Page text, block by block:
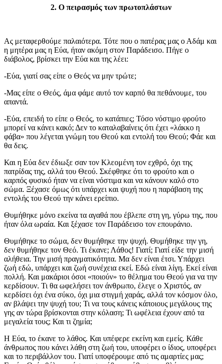
2. Ο πειρασμός των πρωτοπλάστων
Ας μεταφερθούμε παλαιότερα. Τότε που ο πατέρας μας ο Αδάμ και
η μητέρα μας η Εύα, ήταν ακόμη στον Παράδεισο. Πήγε ο
διάβολος, βρίσκει την Εύα και της λέει:
-Εύα, γιατί σας είπε ο Θεός να μην τρώτε;
-Μας είπε ο Θεός, άμα φάμε αυτό τον καρπό θα πεθάνουμε, του
απαντά.
-Εύα, επειδή το είπε ο Θεός, το κατάπιες; Τόσο νόστιμο φρούτο
μπορεί να κάνει κακό; Δεν το καταλαβαίνεις ότι έχει «λάκκο η
φάβα» που λέγεται γνώμη του Θεού και εντολή του Θεού; Φάε και
θα δεις.
Και η Εύα δεν έδιωξε σαν τον Κλεομένη τον εχθρό, όχι της
πατρίδας της, αλλά του Θεού. Σκέφθηκε ότι το φρούτο και ο
καρπός φυσικό ήταν να είναι νόστιμα και να κάνουν καλό στο
σώμα. Ξέχασε όμως ότι υπάρχει και ψυχή που η παράβαση της
εντολής του Θεού την κάνει ερείπιο.
Θυμήθηκε μόνο εκείνα τα αγαθά που έβλεπε στη γη, γύρω της, που
ήταν όλα ωραία. Και ξέχασε τον Παράδεισο τον επουράνιο.
Θυμήθηκε το σώμα, δεν θυμήθηκε την ψυχή. Θυμήθηκε την γη,
δεν θυμήθηκε τον Θεό. Τι έκανε; Λάθος! Γιατί; Γιατί είδε την μισή
αλήθεια. Την μισή πραγματικότητα. Μα δεν είναι έτσι. Υπάρχει
ζωή εδώ, υπάρχει και ζωή συνέχεια εκεί. Εδώ είναι λίγη. Εκεί είναι
πολλή. Και μακάριοι όσοι «ποιούν» το θέλημα του Θεού για να την
κερδίσουν. Τι θα ωφελήσει τον άνθρωπο, έλεγε ο Χριστός, αν
κερδίσει όχι ένα σύκο, όχι μια στιγμή χαράς, αλλά τον κόσμον όλο,
αν βλάψει την ψυχή του; Τι να τους κάνεις κάποιους μεγάλους της
γης αν τώρα βρίσκονται στην κόλαση; Τι ωφέλεια έχουν από τα
μεγαλεία τους; Και τι ζημία;
Η Εύα, το έκανε το λάθος. Και υπέφερε εκείνη και εμείς. Κάθε
άνθρωπος που κάνει λάθη στη ζωή του, υποφέρει ο ίδιος, υποφέρει
και το περιβάλλον του. Γιατί υποφέρουμε από τις αμαρτίες μας;